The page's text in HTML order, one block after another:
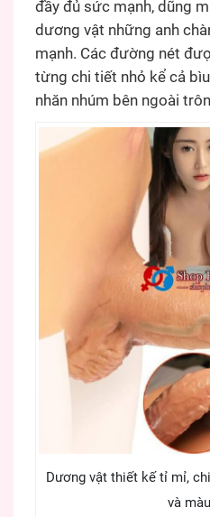
đầy đủ sức mạnh, dũng
dương vật những anh
mạnh. Các đường nét
từng chi tiết nhỏ kể cả
nhăn nhúm bên ngoài
Dương vật thiết kế tỉ mỉ,
và